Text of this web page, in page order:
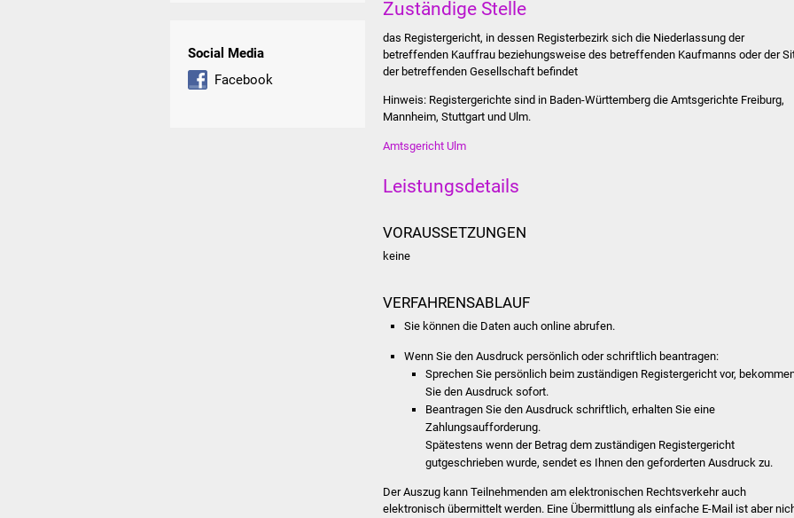
Social Media
Facebook
Zuständige Stelle
das Registergericht, in dessen Registerbezirk sich die Niederlassung der
betreffenden Kauffrau beziehungsweise des betreffenden Kaufmanns oder der
der betreffenden Gesellschaft befindet
Hinweis: Registergerichte sind in Baden-Württemberg die Amtsgerichte Freiburg,
Mannheim, Stuttgart und Ulm.
Amtsgericht Ulm
Leistungsdetails
VORAUSSETZUNGEN
keine
VERFAHRENSABLAUF
Sie können die Daten auch online abrufen.
Wenn Sie den Ausdruck persönlich oder schriftlich beantragen:
Sprechen Sie persönlich beim zuständigen Registergericht vor,
Sie den Ausdruck sofort.
Beantragen Sie den Ausdruck schriftlich, erhalten Sie eine
Zahlungsaufforderung.
Spätestens wenn der Betrag dem zuständigen Registergericht
gutgeschrieben wurde, sendet es Ihnen den geforderten Ausdruck zu.
Der Auszug kann Teilnehmenden am elektronischen Rechtsverkehr auch
elektronisch übermittelt werden. Eine Übermittlung als einfache E-Mail ist aber